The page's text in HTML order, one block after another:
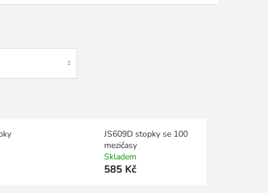
JS609D stopky se 100
mezičasy
Skladem
585 Kč